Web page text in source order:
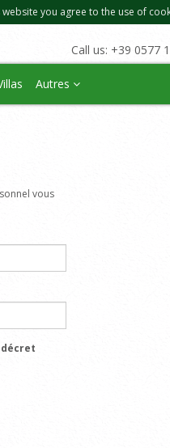
you agree to the use of
Call us: +39 0577
Autres
vous